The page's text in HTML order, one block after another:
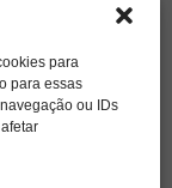
para
para essas
ou IDs